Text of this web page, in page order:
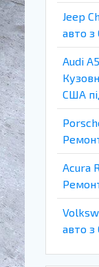
Jeep
авто
Audi
США
Acura
авто